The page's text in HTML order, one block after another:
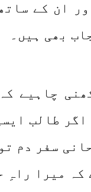
ان کے
بھی ہیں۔
چاہیے
اگر طالب
سفر دم
کہ میرا